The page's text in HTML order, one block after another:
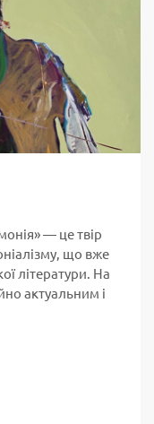
— це твір
що вже
літератури. На
актуальним і